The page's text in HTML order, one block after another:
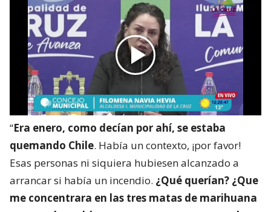
“Era enero, como decían por ahí, se estaba
quemando Chile. Había un contexto, ¡por favor!
Esas personas ni siquiera hubiesen alcanzado a
arrancar si había un incendio. ¿Qué querían? ¿Que
me concentrara en las tres matas de marihuana